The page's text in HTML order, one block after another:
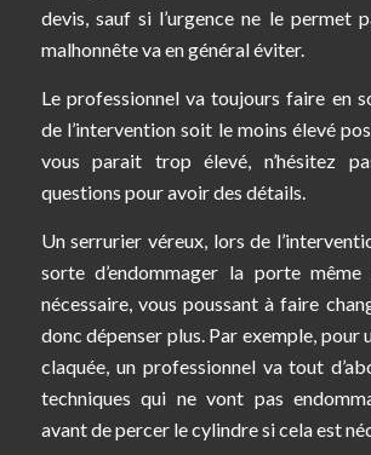
devis, sauf si l’urgence ne le permet
malhonnête va en général éviter.
Le professionnel va toujours faire en
de l’intervention soit le moins élevé
vous parait trop élevé, n’hésitez
questions pour avoir des détails.
Un serrurier véreux, lors de
sorte d’endommager la porte même
nécessaire, vous poussant à faire
donc dépenser plus. Par exemple, pour
claquée, un professionnel va tout
techniques qui ne vont pas
avant de percer le cylindre si cela est